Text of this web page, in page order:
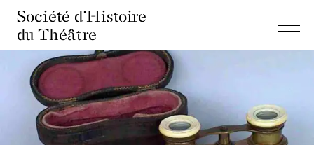
Société d'Histoire
du Théâtre